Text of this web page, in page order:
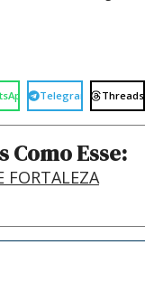
Telegram Threads
Como Esse:
FORTALEZA